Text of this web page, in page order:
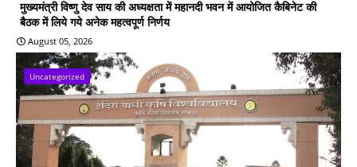
मुख्यमंत्री विष्णु देव साय की अध्यक्षता में महानदी भवन में आयोजित कैबिनेट की
बैठक में लिये गये अनेक महत्वपूर्ण निर्णय
August 05, 2026
Uncategorized